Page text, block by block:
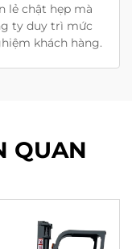
lẻ chật hẹp mà
ty duy trì mức
khách hàng.
QUAN